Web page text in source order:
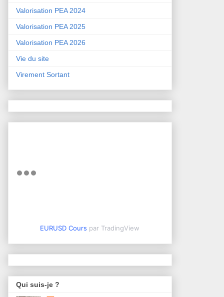
Valorisation PEA 2024
Valorisation PEA 2025
Valorisation PEA 2026
Vie du site
Virement Sortant
EURUSD Cours par TradingView
Qui suis-je ?